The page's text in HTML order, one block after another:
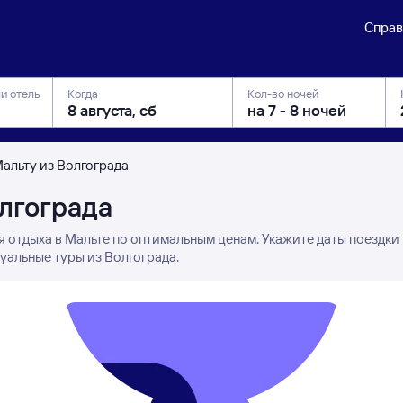
отель Когда Кол-во ночей
из Волгограда
в Мальте по оптимальным ценам. Укажите даты
туры из Волгограда.